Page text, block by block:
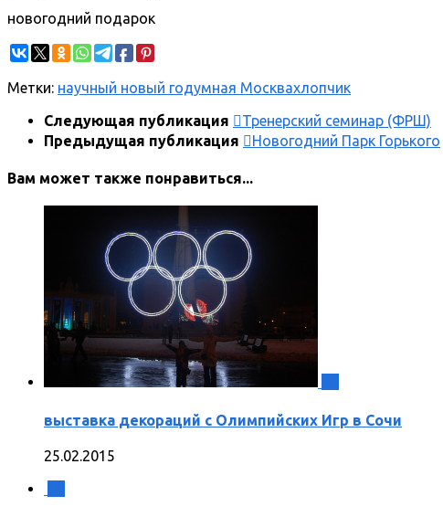
новогодний подарок
Метки: научный новый годумная Москвахлопчик
Следующая публикация
Тренерский семинар (ФРШ)
Предыдущая публикация
Новогодний Парк Горького
Вам может также понравиться...
выставка декораций с Олимпийских Игр в Сочи
25.02.2015